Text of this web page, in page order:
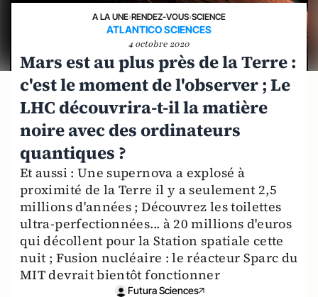
A LA UNE›RENDEZ-VOUS›SCIENCE
ATLANTICO SCIENCES
4 octobre 2020
Mars est au plus près de la Terre :
c'est le moment de l'observer ; Le
LHC découvrira-t-il la matière
noire avec des ordinateurs
quantiques ?
Et aussi : Une supernova a explosé à
proximité de la Terre il y a seulement 2,5
millions d'années ; Découvrez les toilettes
ultra-perfectionnées... à 20 millions d'euros
qui décollent pour la Station spatiale cette
nuit ; Fusion nucléaire : le réacteur Sparc du
MIT devrait bientôt fonctionner
Futura Sciences